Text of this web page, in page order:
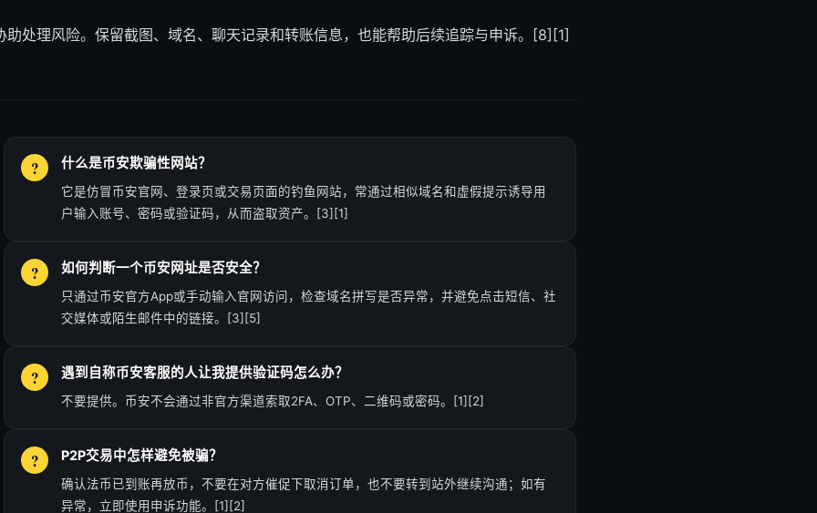
助处理风险。保留截图、域名、聊天记录和转账信息，也能帮助后续追踪与申诉。[8][1]
什么是币安欺骗性网站？
它是仿冒币安官网、登录页或交易页面的钓鱼网站，常通过相似域名和虚假提示诱导用
户输入账号、密码或验证码，从而盗取资产。[3][1]
如何判断一个币安网址是否安全？
只通过币安官方App或手动输入官网访问，检查域名拼写是否异常，并避免点击短信、社
交媒体或陌生邮件中的链接。[3][5]
遇到自称币安客服的人让我提供验证码怎么办？
不要提供。币安不会通过非官方渠道索取2FA、OTP、二维码或密码。[1][2]
P2P交易中怎样避免被骗？
确认法币已到账再放币，不要在对方催促下取消订单，也不要转到站外继续沟通；如有
异常，立即使用申诉功能。[1][2]